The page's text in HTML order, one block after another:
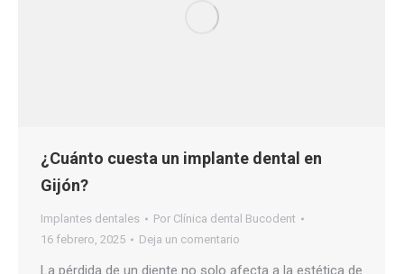
¿Cuánto cuesta un implante dental en
Gijón?
Implantes dentales Por Clínica dental Bucodent
16 febrero, 2025
Deja un comentario
La pérdida de un diente no solo afecta a la estética de